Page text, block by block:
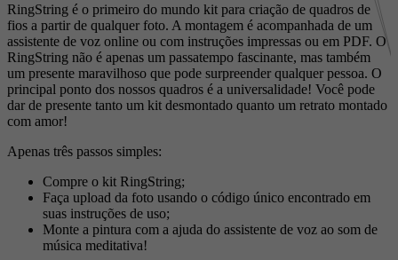
RingString é o primeiro do mundo kit para criação de quadros de
fios a partir de qualquer foto. A montagem é acompanhada de um
assistente de voz online ou com instruções impressas ou em PDF. O
RingString não é apenas um passatempo fascinante, mas também
um presente maravilhoso que pode surpreender qualquer pessoa. O
principal ponto dos nossos quadros é a universalidade! Você pode
dar de presente tanto um kit desmontado quanto um retrato montado
com amor!
Apenas três passos simples:
Compre o kit RingString;
Faça upload da foto usando o código único encontrado em
suas instruções de uso;
Monte a pintura com a ajuda do assistente de voz ao som de
música meditativa!